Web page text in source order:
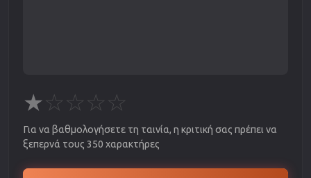
★☆☆☆☆
Για να βαθμολογήσετε τη ταινία, η κριτική σας πρέπει να
ξεπερνά τους 350 χαρακτήρες